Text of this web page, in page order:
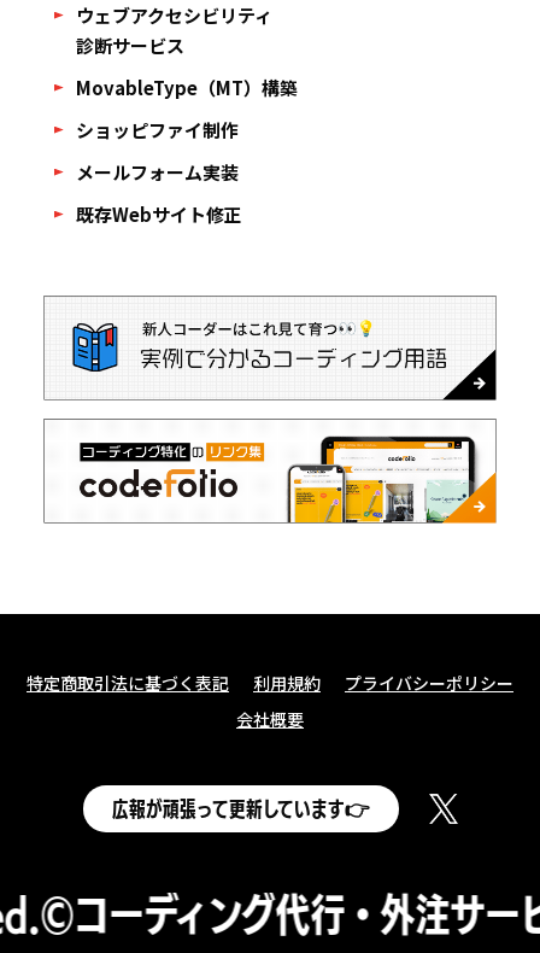
ウェブアクセシビリティ
診断サービス
MovableType（MT）構築
ショッピファイ制作
メールフォーム実装
既存Webサイト修正
特定商取引法に基づく表記 利用規約
プライバシーポリシー
会社概要
広報が頑張って更新しています👉
コーディング代行・外注サービ